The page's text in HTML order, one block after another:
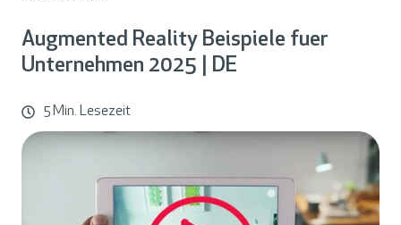
Augmented Reality Beispiele fuer
Unternehmen 2025 | DE
5 Min. Lesezeit